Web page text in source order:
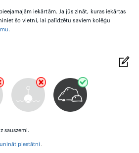
iekārtām. Ja jūs zināt, kuras iekārtas
šo vietni, lai palīdzētu saviem kolēģu
.
sauszemi.
piestātni .